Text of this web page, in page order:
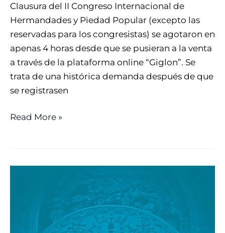
Clausura del II Congreso Internacional de
Hermandades y Piedad Popular (excepto las
reservadas para los congresistas) se agotaron en
apenas 4 horas desde que se pusieran a la venta
a través de la plataforma online “Giglon”. Se
trata de una histórica demanda después de que
se registrasen
Read More »